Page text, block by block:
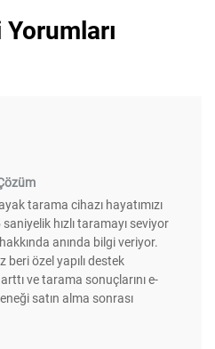
tarama cihazı hayatımızı
hızlı taramayı seviyor
anında bilgi veriyor.
beri özel yapılı destek
ve tarama sonuçlarını e-
satın alma sonrası